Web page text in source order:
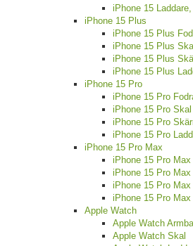
iPhone 15
iPhone 15 Plus
iPhone 15 Plus
iPhone 15 Plus
iPhone 15 Plus
iPhone 15 Plus
iPhone 15 Pro
iPhone 15 Pro
iPhone 15 Pro Skal
iPhone 15 Pro
iPhone 15 Pro
iPhone 15 Pro Max
iPhone 15 Pro Max
iPhone 15 Pro
iPhone 15 Pro
iPhone 15 Pro Max
Apple Watch
Apple Watch
Apple Watch Skal